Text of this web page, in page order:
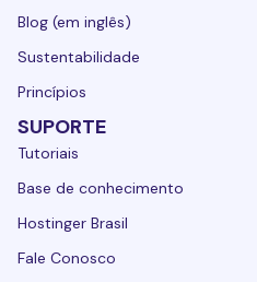
Blog (em inglês)
Sustentabilidade
Princípios
SUPORTE
Tutoriais
Base de conhecimento
Hostinger Brasil
Fale Conosco